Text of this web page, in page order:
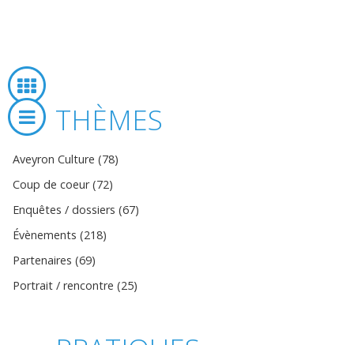
THÈMES
Aveyron Culture (78)
Coup de coeur (72)
Enquêtes / dossiers (67)
Évènements (218)
Partenaires (69)
Portrait / rencontre (25)